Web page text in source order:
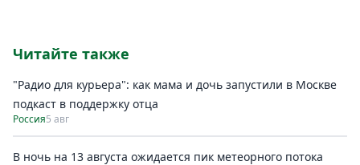
Читайте также
"Радио для курьера": как мама и дочь запустили в Москве
подкаст в поддержку отца
Россия5 авг
В ночь на 13 августа ожидается пик метеорного потока